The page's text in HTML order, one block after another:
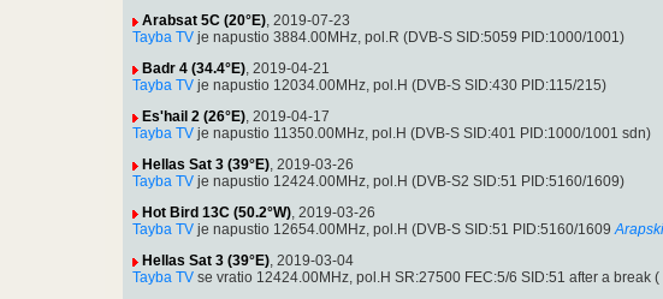
Arabsat 5C (20°E), 2019-07-23
Tayba TV je napustio 3884.00MHz, pol.R (DVB-S SID:5059 PID:1000/1001)
Badr 4 (34.4°E), 2019-04-21
Tayba TV je napustio 12034.00MHz, pol.H (DVB-S SID:430 PID:115/215)
Es'hail 2 (26°E), 2019-04-17
Tayba TV je napustio 11350.00MHz, pol.H (DVB-S SID:401 PID:1000/1001 sdn)
Hellas Sat 3 (39°E), 2019-03-26
Tayba TV je napustio 12424.00MHz, pol.H (DVB-S2 SID:51 PID:5160/1609)
Hot Bird 13C (50.2°W), 2019-03-26
Tayba TV je napustio 12654.00MHz, pol.H (DVB-S SID:51 PID:5160/1609 Arapski
Hellas Sat 3 (39°E), 2019-03-04
Tayba TV se vratio 12424.00MHz, pol.H SR:27500 FEC:5/6 SID:51 after a break